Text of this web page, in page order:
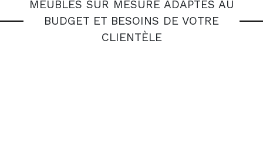
MEUBLES SUR MESURE ADAPTÉS AU
BUDGET ET BESOINS DE VOTRE
CLIENTÈLE